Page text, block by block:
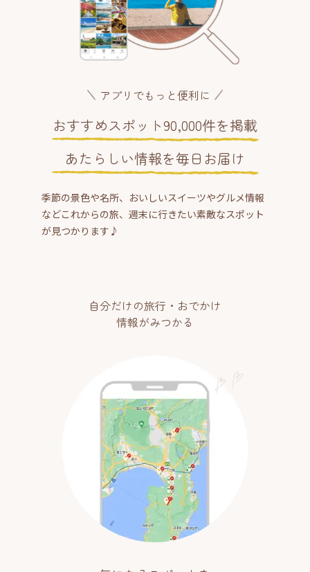
アプリでもっと便利に
おすすめスポット90,000件を掲載
あたらしい情報を毎日お届け
季節の景色や名所、おいしいスイーツやグルメ情報
などこれからの旅、週末に行きたい素敵なスポット
が見つかります♪
自分だけの旅行・おでかけ
情報がみつかる